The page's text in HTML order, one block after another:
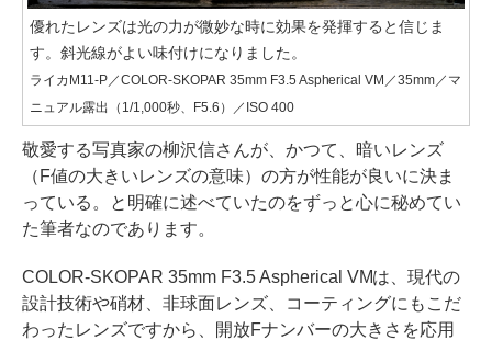
優れたレンズは光の力が微妙な時に効果を発揮すると信じま
す。斜光線がよい味付けになりました。
ライカM11-P／COLOR-SKOPAR 35mm F3.5 Aspherical VM／35mm／マ
ニュアル露出（1/1,000秒、F5.6）／ISO 400
敬愛する写真家の柳沢信さんが、かつて、暗いレンズ
（F値の大きいレンズの意味）の方が性能が良いに決ま
っている。と明確に述べていたのをずっと心に秘めてい
た筆者なのであります。
COLOR-SKOPAR 35mm F3.5 Aspherical VMは、現代の
設計技術や硝材、非球面レンズ、コーティングにもこだ
わったレンズですから、開放Fナンバーの大きさを応用